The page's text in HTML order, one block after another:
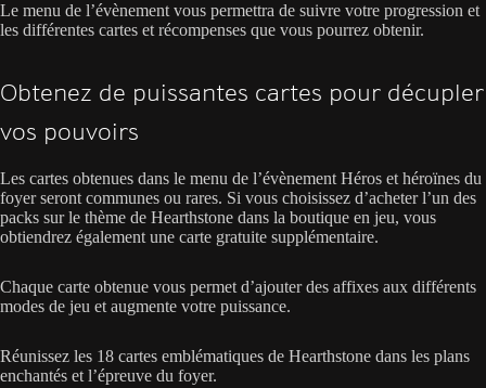
Le menu de l’évènement vous permettra de suivre votre progression et
les différentes cartes et récompenses que vous pourrez obtenir.
Obtenez de puissantes cartes pour décupler
vos pouvoirs
Les cartes obtenues dans le menu de l’évènement Héros et héroïnes du
foyer seront communes ou rares. Si vous choisissez d’acheter l’un des
packs sur le thème de Hearthstone dans la boutique en jeu, vous
obtiendrez également une carte gratuite supplémentaire.
Chaque carte obtenue vous permet d’ajouter des affixes aux différents
modes de jeu et augmente votre puissance.
Réunissez les 18 cartes emblématiques de Hearthstone dans les plans
enchantés et l’épreuve du foyer.